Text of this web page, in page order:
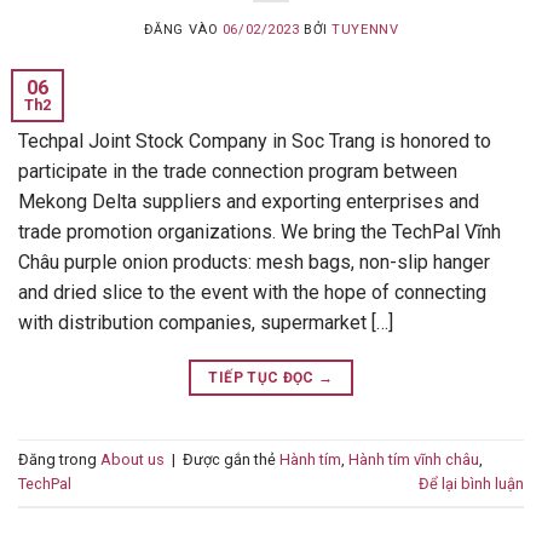
ĐĂNG VÀO 06/02/2023 BỞITUYENNV
06
Th2
Techpal Joint Stock Company in Soc Trang is honored to
participate in the trade connection program between
Mekong Delta suppliers and exporting enterprises and
trade promotion organizations. We bring the TechPal Vĩnh
Châu purple onion products: mesh bags, non-slip hanger
and dried slice to the event with the hope of connecting
with distribution companies, supermarket […]
TIẾP TỤC ĐỌC →
Đăng trong About us | Được gắn thẻ Hành tím, Hành tím vĩnh châu,
TechPal
Để lại bình luận